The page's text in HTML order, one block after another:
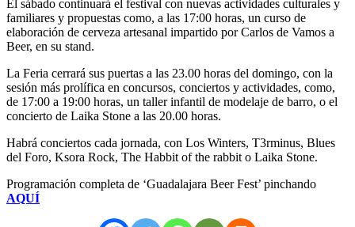
El sábado continuará el festival con nuevas actividades culturales y
familiares y propuestas como, a las 17:00 horas, un curso de
elaboración de cerveza artesanal impartido por Carlos de Vamos a
Beer, en su stand.
La Feria cerrará sus puertas a las 23.00 horas del domingo, con la
sesión más prolífica en concursos, conciertos y actividades, como,
de 17:00 a 19:00 horas, un taller infantil de modelaje de barro, o el
concierto de Laika Stone a las 20.00 horas.
Habrá conciertos cada jornada, con Los Winters, T3rminus, Blues
del Foro, Ksora Rock, The Habbit of the rabbit o Laika Stone.
Programación completa de ‘Guadalajara Beer Fest’ pinchando
AQUÍ